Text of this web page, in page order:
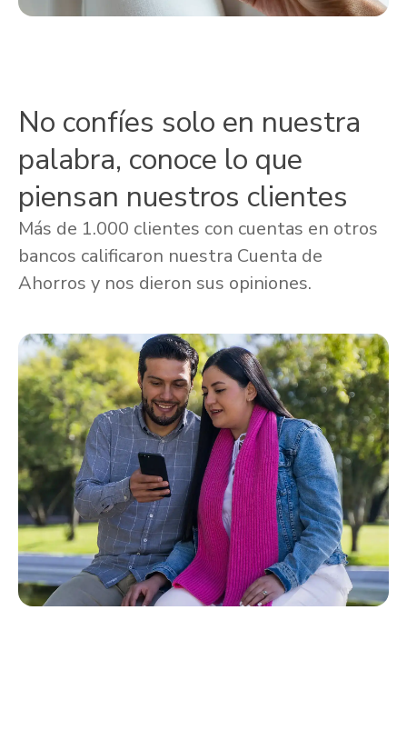
No confíes solo en nuestra
palabra, conoce lo que
piensan nuestros clientes
Más de 1.000 clientes con cuentas en otros
bancos calificaron nuestra Cuenta de
Ahorros y nos dieron sus opiniones.